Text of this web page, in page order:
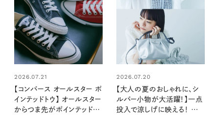
2026.07.21
【コンバース オールスター ポ
インテッドトウ】 オールスター
からつま先がポインテッドト
2026.07.20
【大人の夏のおしゃれに、シ
ルバー小物が大活躍！】一点
投入で涼しげに映える！ シン